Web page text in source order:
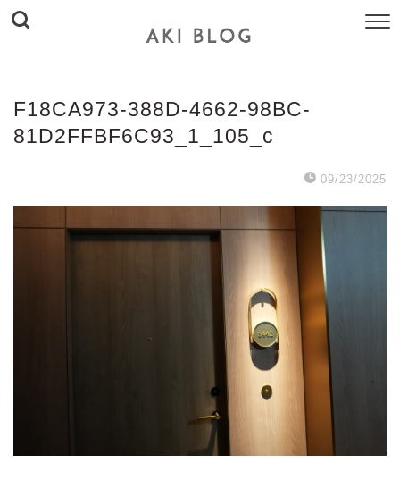
F18CA973-388D-4662-98BC-
81D2FFBF6C93_1_105_c
09/23/2025